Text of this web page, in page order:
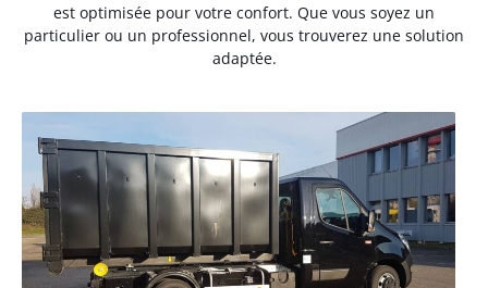
est optimisée pour votre confort. Que vous soyez un
particulier ou un professionnel, vous trouverez une solution
adaptée.